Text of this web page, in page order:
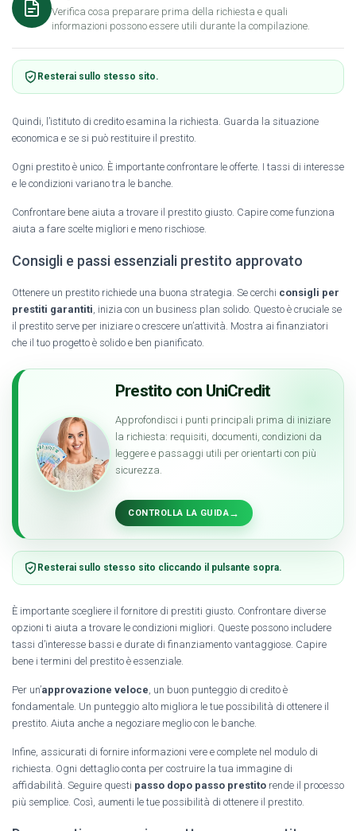
Verifica cosa preparare prima della richiesta e quali
informazioni possono essere utili durante la compilazione.
Resterai sullo stesso sito.
Quindi, l’istituto di credito esamina la richiesta. Guarda la situazione
economica e se si può restituire il prestito.
Ogni prestito è unico. È importante confrontare le offerte. I tassi di interesse
e le condizioni variano tra le banche.
Confrontare bene aiuta a trovare il prestito giusto. Capire come funziona
aiuta a fare scelte migliori e meno rischiose.
Consigli e passi essenziali prestito approvato
Ottenere un prestito richiede una buona strategia. Se cerchi consigli per
prestiti garantiti , inizia con un business plan solido. Questo è cruciale se
il prestito serve per iniziare o crescere un’attività. Mostra ai finanziatori
che il tuo progetto è solido e ben pianificato.
Prestito con UniCredit
Approfondisci i punti principali prima di iniziare
la richiesta: requisiti, documenti, condizioni da
leggere e passaggi utili per orientarti con più
sicurezza.
CONTROLLA LA GUIDA→
Resterai sullo stesso sito cliccando il pulsante sopra.
È importante scegliere il fornitore di prestiti giusto. Confrontare diverse
opzioni ti aiuta a trovare le condizioni migliori. Queste possono includere
tassi d’interesse bassi e durate di finanziamento vantaggiose. Capire
bene i termini del prestito è essenziale.
Per un’approvazione veloce , un buon punteggio di credito è
fondamentale. Un punteggio alto migliora le tue possibilità di ottenere il
prestito. Aiuta anche a negoziare meglio con le banche.
Infine, assicurati di fornire informazioni vere e complete nel modulo di
richiesta. Ogni dettaglio conta per costruire la tua immagine di
affidabilità. Seguire questi passo dopo passo prestito rende il processo
più semplice. Così, aumenti le tue possibilità di ottenere il prestito.